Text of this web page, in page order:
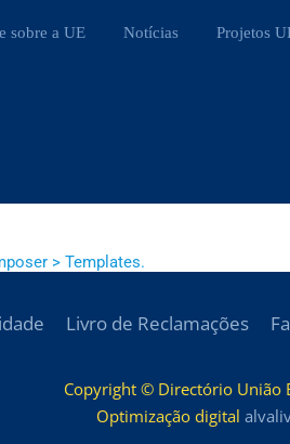
sobre a UE Notícias Projetos
> Templates.
Livro de Reclamações
Copyright © Directório União
Optimização digital